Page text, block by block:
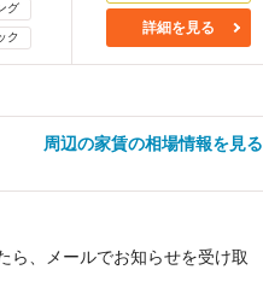
グ
ク
詳細を見る
周辺の家賃の相場情報を見る
ら、メールでお知らせを受け取